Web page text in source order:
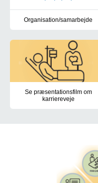
Organisation/samarbejde
Se præsentationsfilm om
karriereveje